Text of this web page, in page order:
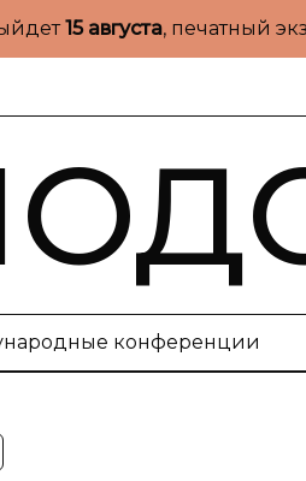
15 августа, печатный
конференции